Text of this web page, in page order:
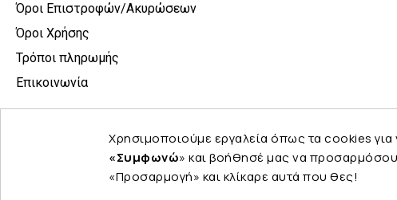
Όροι Επιστροφών/Ακυρώσεων
Όροι Χρήσης
Τρόποι πληρωμής
Επικοινωνία
Χρησιμοποιούμε εργαλεία όπως τα cookies
«Συμφωνώ» και βοήθησέ μας να
«Προσαρμογή» και κλίκαρε αυτά που θες!